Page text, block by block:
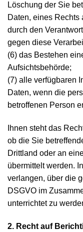
Löschung der Sie
Daten, eines Rechts
durch den
gegen diese
(6) das Bestehen
Aufsichtsbehörde;
(7) alle verfügbaren
Daten, wenn die
betroffenen Person
Ihnen steht das
ob die Sie
Drittland oder an
übermittelt werden.
verlangen, über die
DSGVO im
unterrichtet zu
2. Recht auf